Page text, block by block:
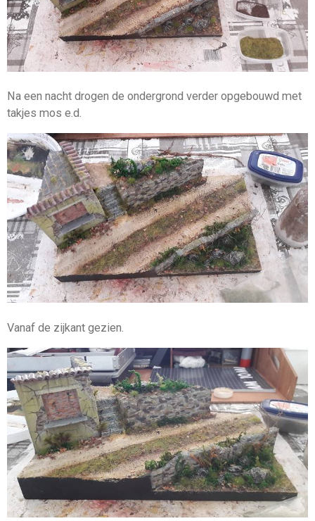
Na een nacht drogen de ondergrond verder opgebouwd met
takjes mos e.d.
Vanaf de zijkant gezien.